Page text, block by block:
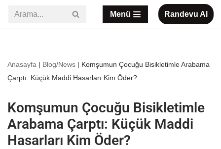
Menü Randevu Al
Anasayfa | Blog/News | Komşumun Çocuğu Bisikletimle Arabama
Çarptı: Küçük Maddi Hasarları Kim Öder?
Komşumun Çocuğu Bisikletimle
Arabama Çarptı: Küçük Maddi
Hasarları Kim Öder?